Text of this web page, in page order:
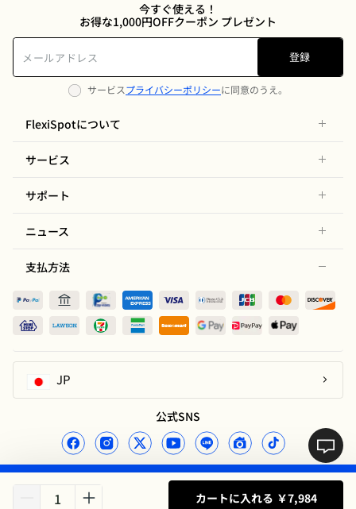
カートに入れる ￥7,984
今すぐ使える！
お得な1,000円OFFクーポン プレゼント
登録
サービスプライバシーポリシーに同意のうえ。
FlexiSpotについて
サービス
サポート
ニュース
支払方法
JP
公式SNS
COPYRIGHT © FLEXISPOT 2026
本社〒354-0045埼玉県入間郡三芳町上富2056,SALES DEPT.〒103-0007東京